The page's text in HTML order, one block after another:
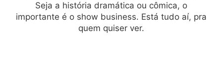
Seja a história dramática ou cômica, o
importante é o show business. Está tudo aí, pra
quem quiser ver.